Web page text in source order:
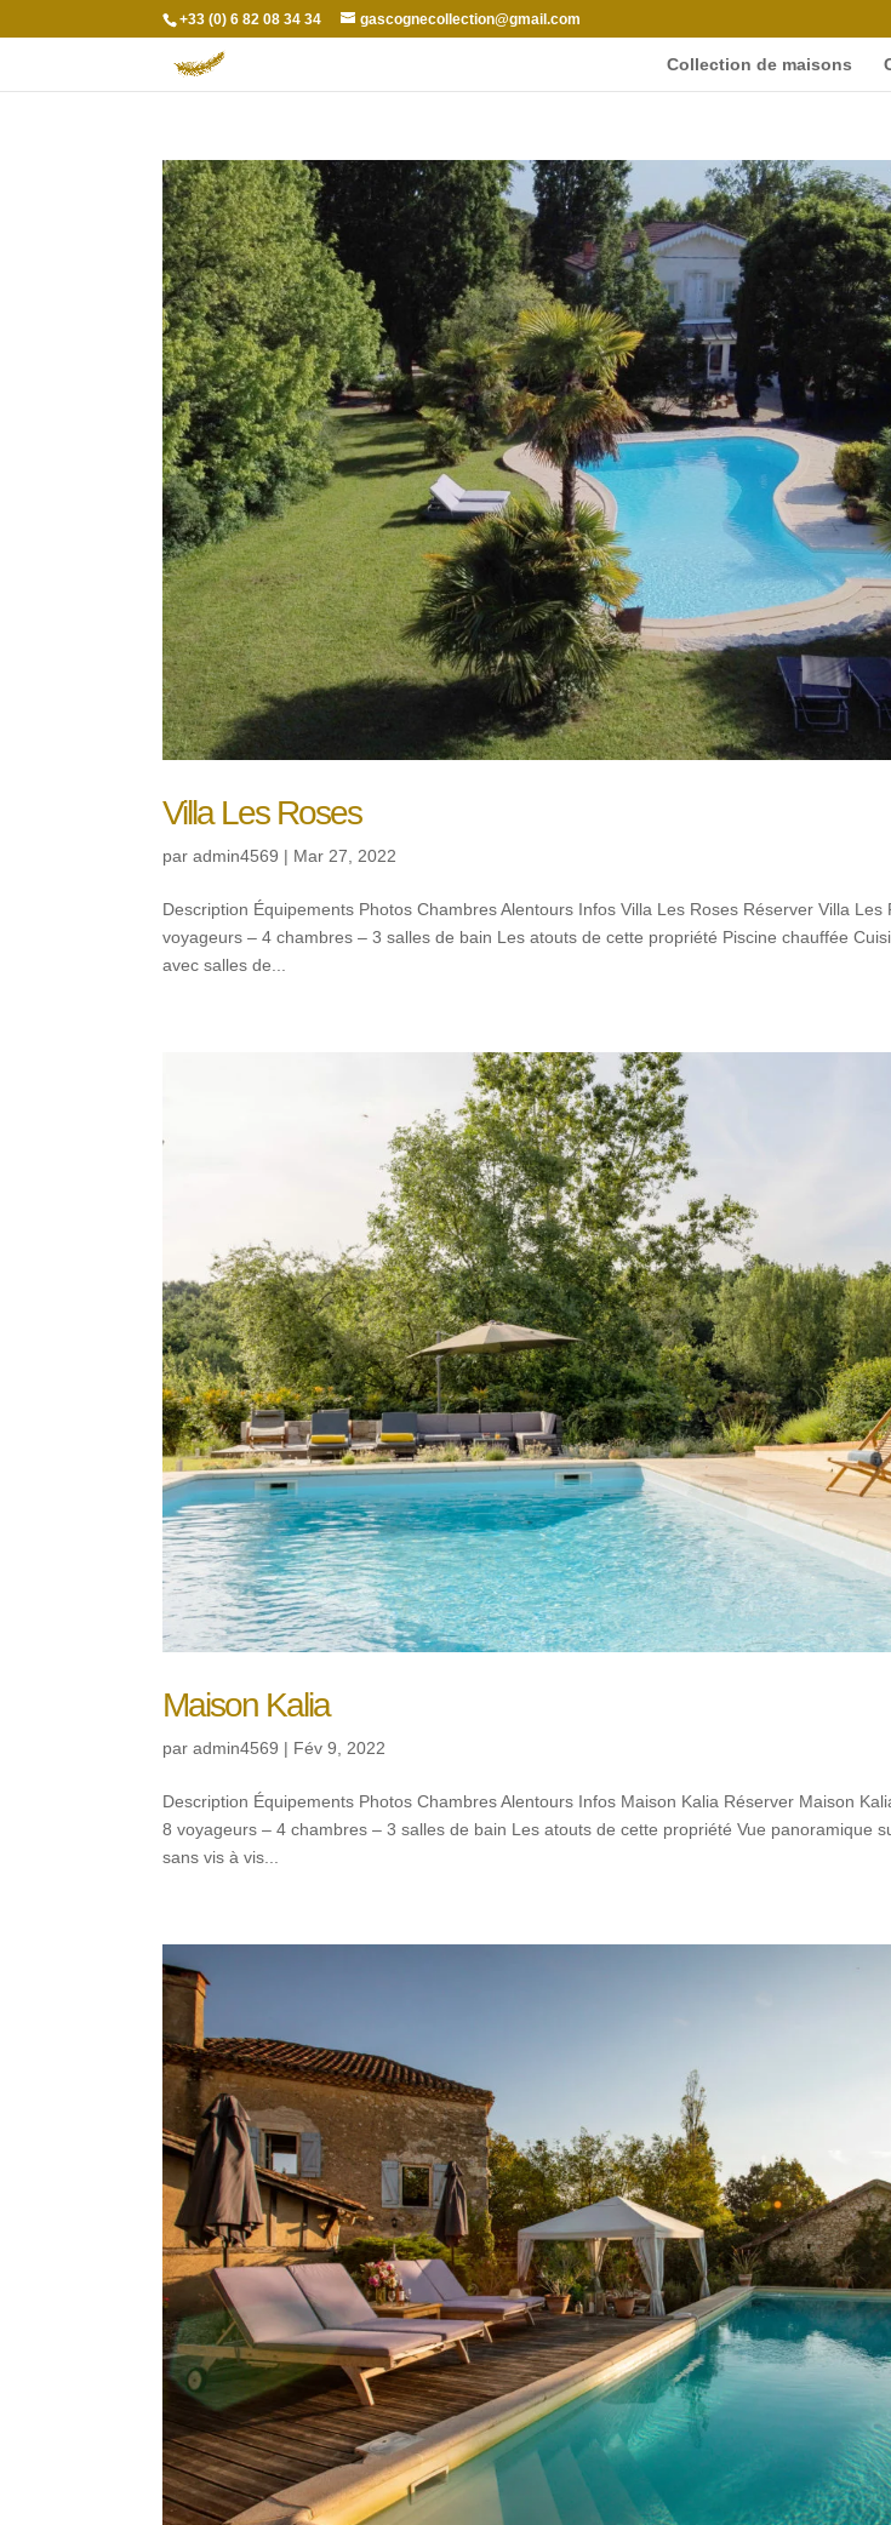
+33 (0) 6 82 08 34 34 gascognecollection@gmail.com
Collection de maisons
Villa Les Roses
paradmin4569 | Mar 27, 2022
Description Équipements Photos Chambres Alentours Infos Villa Les Roses Réserver Villa Les
voyageurs – 4 chambres – 3 salles de bain Les atouts de cette propriété Piscine chauffée
avec salles de...
Maison Kalia
paradmin4569 | Fév 9, 2022
Description Équipements Photos Chambres Alentours Infos Maison Kalia Réserver Maison
8 voyageurs – 4 chambres – 3 salles de bain Les atouts de cette propriété Vue panoramique
sans vis à vis...